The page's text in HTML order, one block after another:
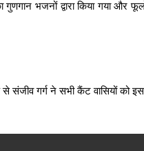
गुणगान भजनों द्वारा किया गया और
संजीव गर्ग ने सभी कैंट वासियों को